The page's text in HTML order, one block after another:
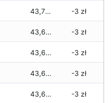
43,730 zł -3 zł
43,660 zł -3 zł
43,640 zł -3 zł
43,620 zł -3 zł
43,620 zł -3 zł